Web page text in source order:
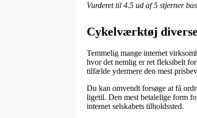
Vurderet til 4.5 ud af 5 stjerner
Cykelværktøj
Temmelig mange internet
hvor det nemlig er ret fleksibelt
tilfælde ydermere den mest
Du kan omvendt forsøge at få
ligetil. Den mest betalelige form
internet selskabets tilholdssted.